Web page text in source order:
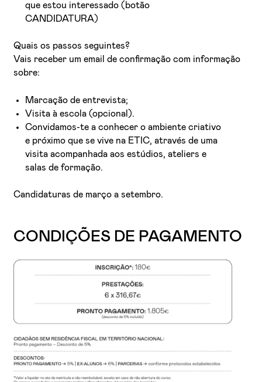
que estou interessado (botão
CANDIDATURA)
Quais os passos seguintes?
Vais receber um email de confirmação com informação
sobre:
Marcação de entrevista;
Visita à escola (opcional).
Convidamos-te a conhecer o ambiente criativo
e próximo que se vive na ETIC, através de uma
visita acompanhada aos estúdios, ateliers e
salas de formação.
Candidaturas de março a setembro.
CONDIÇÕES DE PAGAMENTO